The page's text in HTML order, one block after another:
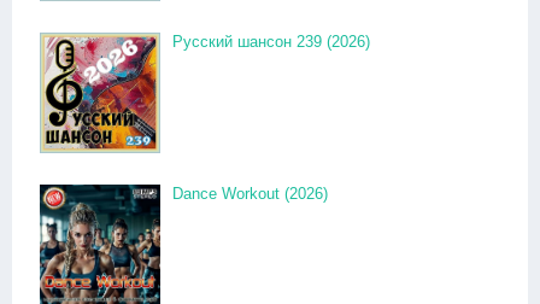
Русский шансон 239 (2026)
Dance Workout (2026)